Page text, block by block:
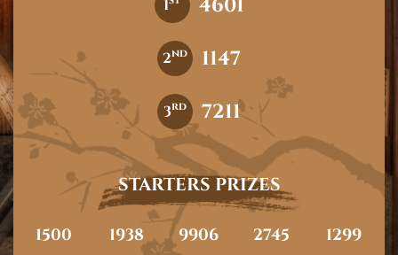
1 4601
2nd 1147
3rd 7211
STARTERS PRIZES
1500 1938 9906 2745
1299